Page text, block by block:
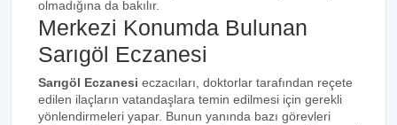
olmadığına da bakılır.
Merkezi Konumda Bulunan
Sarıgöl Eczanesi
Sarıgöl Eczanesi eczacıları, doktorlar tarafından reçete
edilen ilaçların vatandaşlara temin edilmesi için gerekli
yönlendirmeleri yapar. Bunun yanında bazı görevleri